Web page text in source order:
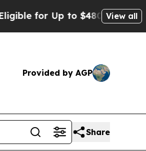
for Up to $480,000 AfterView all
Provided by AGP
Share